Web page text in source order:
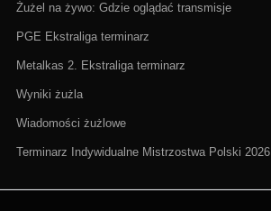
Żużel na żywo: Gdzie oglądać transmisje
PGE Ekstraliga terminarz
Metalkas 2. Ekstraliga terminarz
Wyniki żużla
Wiadomości żużlowe
Terminarz Indywidualne Mistrzostwa Polski 2026